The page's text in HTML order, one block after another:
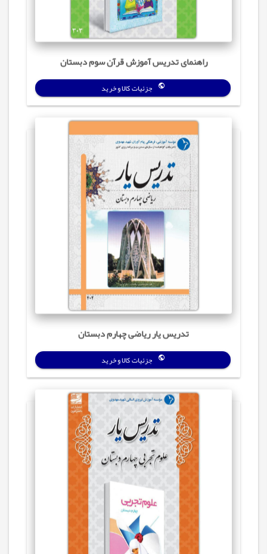
راهنمای تدریس آموزش قرآن سوم دبستان
جزئیات کالا و خرید
تدریس یار ریاضی چهارم دبستان
جزئیات کالا و خرید